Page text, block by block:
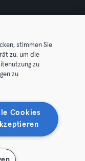
rights reserved.
stimmen Sie
zu, um die
zu
zu
Cookies